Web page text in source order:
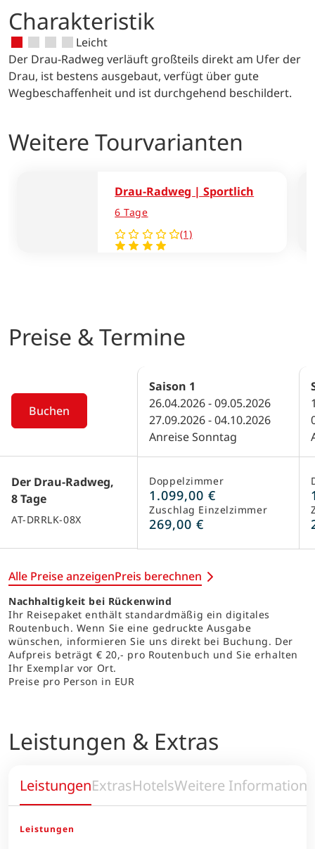
sich wie ein blaues Band durch Villach
schlängelt.
verlängern möchte, kann unterwegs
einen Abstecher nach Velden machen
oder eine Rundfahrt zum Faaker See
unternehmen.
herrlich gelegenen Klopeiner Sees
kommen. Stillen Sie Ihre “Seensucht”
und lassen Sie Ihre Seele baumeln.
Charakteristik
Leicht
Der Drau-Radweg verläuft großteils direkt am Ufer der
Drau, ist bestens ausgebaut, verfügt über gute
Wegbeschaffenheit und ist durchgehend beschildert.
Weitere Tourvarianten
Drau-Radweg | Sportlich
6 Tage
(1)
Preise & Termine
Buchen
Der Drau-Radweg,
8 Tage
AT-DRRLK-08X
Saison 1
26.04.2026 - 09.05.2026
27.09.2026 - 04.10.2026
Anreise Sonntag
Doppelzimmer
1.099,00 €
Zuschlag Einzelzimmer
269,00 €
Alle Preise anzeigenPreis berechnen
Nachhaltigkeit bei Rückenwind
Ihr Reisepaket enthält standardmäßig ein digitales
Routenbuch. Wenn Sie eine gedruckte Ausgabe
wünschen, informieren Sie uns direkt bei Buchung. Der
Aufpreis beträgt € 20,- pro Routenbuch und Sie erhalten
Ihr Exemplar vor Ort.
Preise pro Person in EUR
Leistungen & Extras
LeistungenExtrasHotelsWeitere
Leistungen